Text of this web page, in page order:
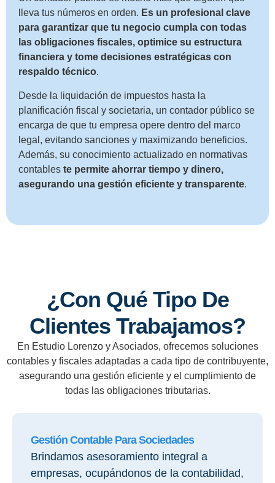
lleva tus números en orden. Es un profesional clave
para garantizar que tu negocio cumpla con todas
las obligaciones fiscales, optimice su estructura
financiera y tome decisiones estratégicas con
respaldo técnico.
Desde la liquidación de impuestos hasta la
planificación fiscal y societaria, un contador público se
encarga de que tu empresa opere dentro del marco
legal, evitando sanciones y maximizando beneficios.
Además, su conocimiento actualizado en normativas
contables te permite ahorrar tiempo y dinero,
asegurando una gestión eficiente y transparente.
¿Con Qué Tipo De
Clientes Trabajamos?
En Estudio Lorenzo y Asociados, ofrecemos soluciones
contables y fiscales adaptadas a cada tipo de contribuyente,
asegurando una gestión eficiente y el cumplimiento de
todas las obligaciones tributarias.
Gestión Contable Para Sociedades
Brindamos asesoramiento integral a
empresas, ocupándonos de la contabilidad,